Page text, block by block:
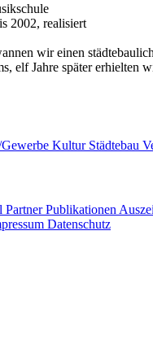
2002, realisiert
wir einen
elf Jahre später erhielten
Kultur Städtebau
PartnerPublikationen
Datenschutz